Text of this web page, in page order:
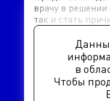
врачу в
так и стать
в
Чтобы